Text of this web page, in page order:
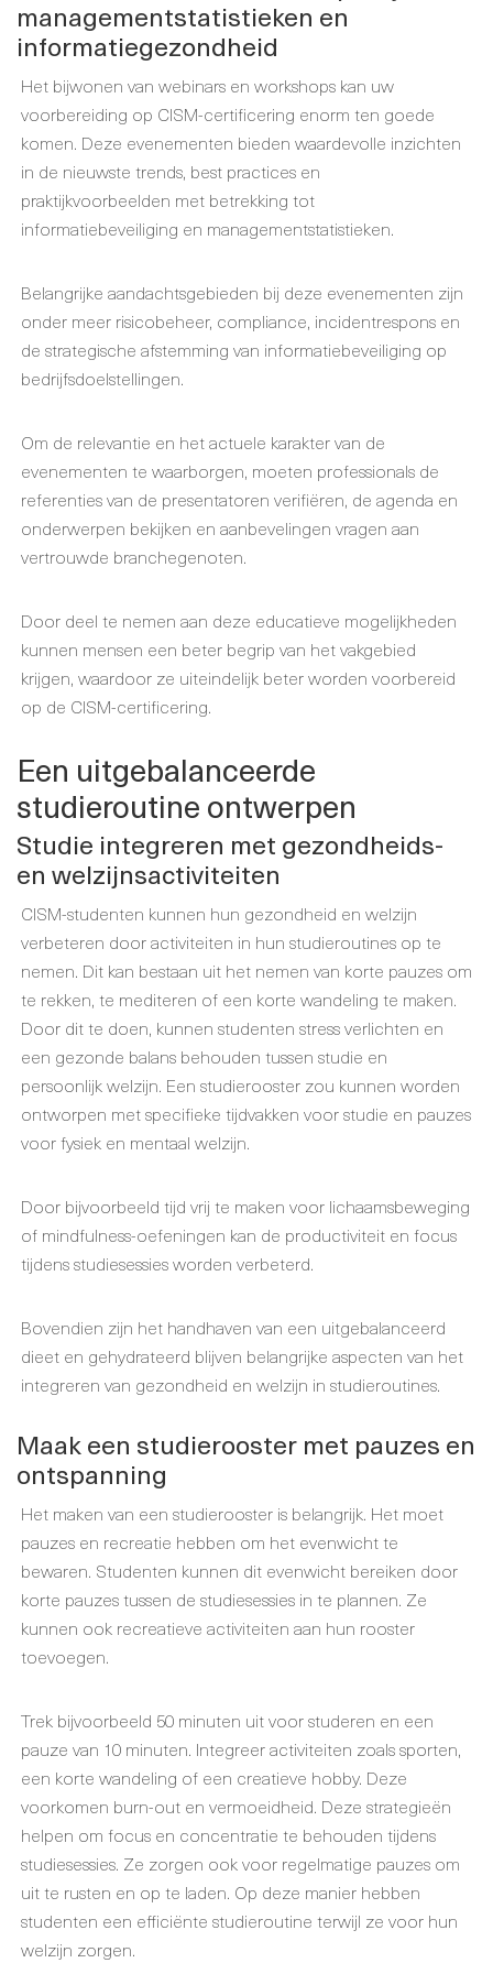
managementstatistieken en
informatiegezondheid
Het bijwonen van webinars en workshops kan uw
voorbereiding op CISM-certificering enorm ten goede
komen. Deze evenementen bieden waardevolle inzichten
in de nieuwste trends, best practices en
praktijkvoorbeelden met betrekking tot
informatiebeveiliging en managementstatistieken.
Belangrijke aandachtsgebieden bij deze evenementen zijn
onder meer risicobeheer, compliance, incidentrespons en
de strategische afstemming van informatiebeveiliging op
bedrijfsdoelstellingen.
Om de relevantie en het actuele karakter van de
evenementen te waarborgen, moeten professionals de
referenties van de presentatoren verifiëren, de agenda en
onderwerpen bekijken en aanbevelingen vragen aan
vertrouwde branchegenoten.
Door deel te nemen aan deze educatieve mogelijkheden
kunnen mensen een beter begrip van het vakgebied
krijgen, waardoor ze uiteindelijk beter worden voorbereid
op de CISM-certificering.
Een uitgebalanceerde
studieroutine ontwerpen
Studie integreren met gezondheids-
en welzijnsactiviteiten
CISM-studenten kunnen hun gezondheid en welzijn
verbeteren door activiteiten in hun studieroutines op te
nemen. Dit kan bestaan uit het nemen van korte pauzes om
te rekken, te mediteren of een korte wandeling te maken.
Door dit te doen, kunnen studenten stress verlichten en
een gezonde balans behouden tussen studie en
persoonlijk welzijn. Een studierooster zou kunnen worden
ontworpen met specifieke tijdvakken voor studie en pauzes
voor fysiek en mentaal welzijn.
Door bijvoorbeeld tijd vrij te maken voor lichaamsbeweging
of mindfulness-oefeningen kan de productiviteit en focus
tijdens studiesessies worden verbeterd.
Bovendien zijn het handhaven van een uitgebalanceerd
dieet en gehydrateerd blijven belangrijke aspecten van het
integreren van gezondheid en welzijn in studieroutines.
Maak een studierooster met pauzes en
ontspanning
Het maken van een studierooster is belangrijk. Het moet
pauzes en recreatie hebben om het evenwicht te
bewaren. Studenten kunnen dit evenwicht bereiken door
korte pauzes tussen de studiesessies in te plannen. Ze
kunnen ook recreatieve activiteiten aan hun rooster
toevoegen.
Trek bijvoorbeeld 50 minuten uit voor studeren en een
pauze van 10 minuten. Integreer activiteiten zoals sporten,
een korte wandeling of een creatieve hobby. Deze
voorkomen burn-out en vermoeidheid. Deze strategieën
helpen om focus en concentratie te behouden tijdens
studiesessies. Ze zorgen ook voor regelmatige pauzes om
uit te rusten en op te laden. Op deze manier hebben
studenten een efficiënte studieroutine terwijl ze voor hun
welzijn zorgen.